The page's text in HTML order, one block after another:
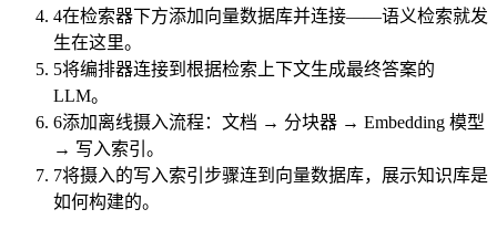
4在检索器下方添加向量数据库并连接——语义检索就发
生在这里。
5将编排器连接到根据检索上下文生成最终答案的
LLM。
6添加离线摄入流程：文档 → 分块器 → Embedding 模型
→ 写入索引。
7将摄入的写入索引步骤连到向量数据库，展示知识库是
如何构建的。